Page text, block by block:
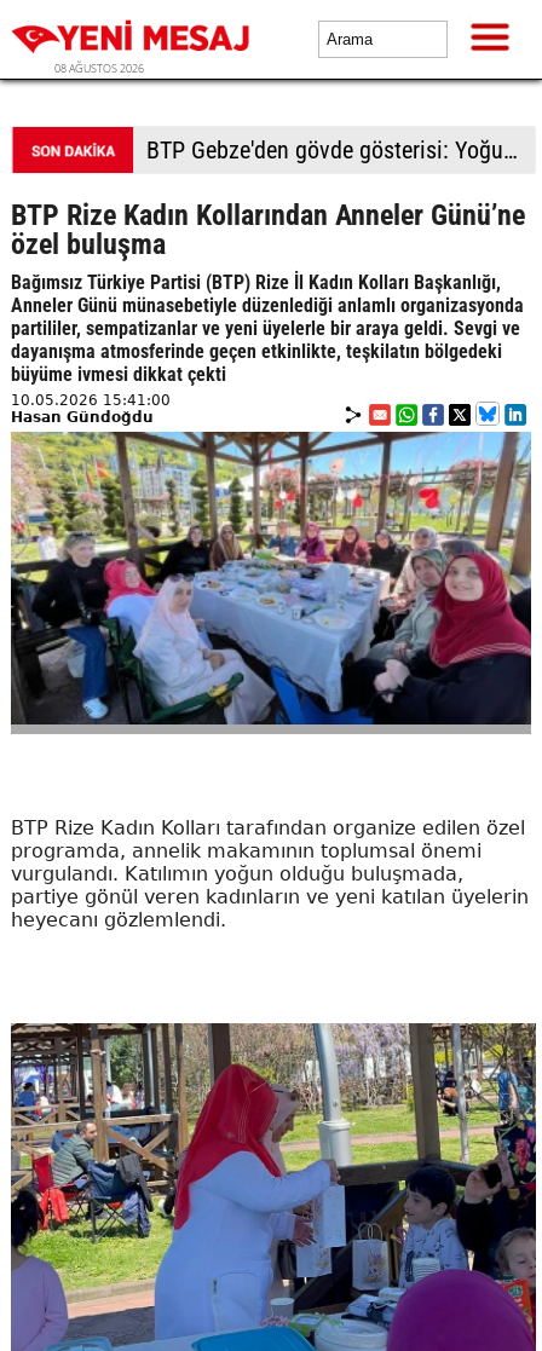
08 AĞUSTOS 2026
BTP Kocaeli'den Darıca çıkarması: Esnaf ve derneklerden yoğun ilgi
BTP Rize Kadın Kollarından Anneler Günü’ne
özel buluşma
Bağımsız Türkiye Partisi (BTP) Rize İl Kadın Kolları Başkanlığı,
Anneler Günü münasebetiyle düzenlediği anlamlı organizasyonda
partililer, sempatizanlar ve yeni üyelerle bir araya geldi. Sevgi ve
dayanışma atmosferinde geçen etkinlikte, teşkilatın bölgedeki
büyüme ivmesi dikkat çekti
10.05.2026 15:41:00
Hasan Gündoğdu
BTP Rize Kadın Kolları tarafından organize edilen özel
programda, annelik makamının toplumsal önemi
vurgulandı. Katılımın yoğun olduğu buluşmada,
partiye gönül veren kadınların ve yeni katılan üyelerin
heyecanı gözlemlendi.